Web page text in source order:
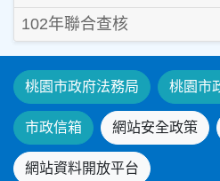
102年聯合查核
桃園市政府法務局 桃園市
市政信箱 網站安全政策
網站資料開放平台